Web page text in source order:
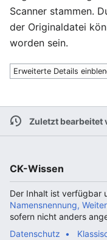
Scanner stammen.
der Originaldatei
worden sein.
Erweiterte Details
Zuletzt bearbeitet
CK-Wissen
Der Inhalt ist verfügbar
Namensnennung,
sofern nicht anders
Datenschutz